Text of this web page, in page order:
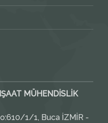
MÜHENDİSLİK
1/1, Buca İZMİR -